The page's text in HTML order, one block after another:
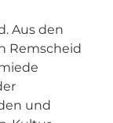
Aus den
Remscheid
und